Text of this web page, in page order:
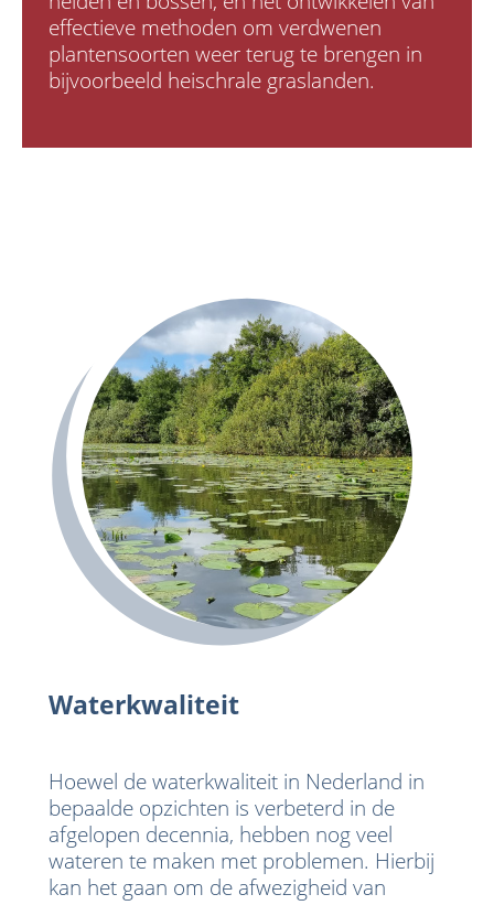
effectieve methoden om verdwenen
plantensoorten weer terug te brengen in
bijvoorbeeld heischrale graslanden.
Waterkwaliteit
Hoewel de waterkwaliteit in Nederland in
bepaalde opzichten is verbeterd in de
afgelopen decennia, hebben nog veel
wateren te maken met problemen. Hierbij
kan het gaan om de afwezigheid van